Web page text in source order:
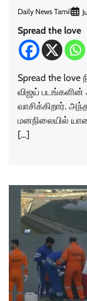
Daily News Tamil
Spread the love
Spread the
விஜய் படங்களின்
வாசிக்கிறார்.
மனநிலையில்
[…]